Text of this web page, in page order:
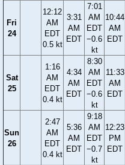
Fri
24
12:12
AM
EDT
0.5 kt
3:31
AM
EDT
7:01
AM
EDT
−0.6
kt
10:44
AM
EDT
Sat
25
1:16
AM
EDT
0.4 kt
4:34
AM
EDT
8:30
AM
EDT
−0.6
kt
11:33
AM
EDT
Sun
26
2:47
AM
EDT
0.4 kt
5:36
AM
EDT
9:18
AM
EDT
−0.7
kt
12:23
PM
EDT